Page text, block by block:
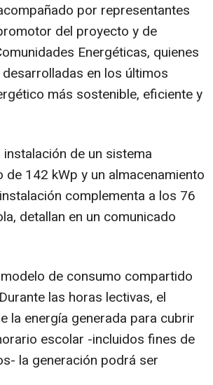
por representantes
del proyecto y de
Energéticas, quienes
en los últimos
más sostenible, eficiente y
de un sistema
142 kWp y un almacenamiento
complementa a los 76
detallan en un comunicado
de consumo compartido
las horas lectivas, el
la energía generada para cubrir
escolar -incluidos fines de
la generación podrá ser